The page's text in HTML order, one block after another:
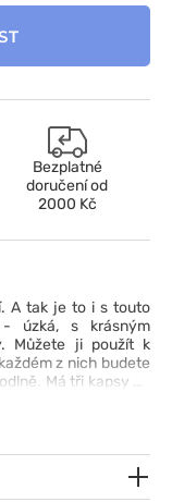
Bezplatné
doručení od
2000 Kč
A tak je to i s touto
- úzká, s krásným
Můžete ji použít k
z nich budete
Má tři kapsy na
skrytou kapsu s
elastická tkanina